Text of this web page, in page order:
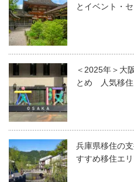
とイベント・
＜2025年＞大
とめ 人気移
兵庫県移住の
すすめ移住エ